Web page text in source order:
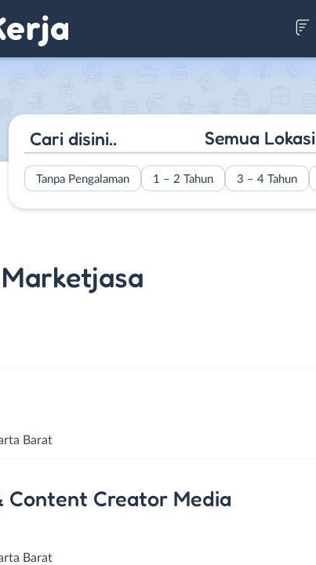
Semua Lokasi
Tanpa Pengalaman 1 – 2 Tahun 3 – 4 Tahun
Marketjasa
Barat
Content Creator Media
Barat